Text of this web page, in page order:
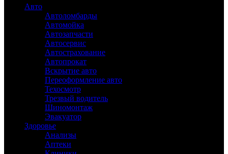
Авто
Автоломбарды
Автомойка
Автозапчасти
Автосервис
Автострахование
Автопрокат
Вскрытие авто
Переоформление авто
Техосмотр
Трезвый водитель
Шиномонтаж
Эвакуатор
Здоровье
Анализы
Аптеки